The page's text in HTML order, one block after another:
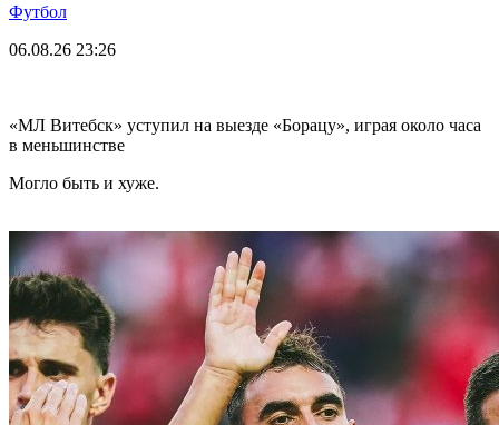
Футбол
06.08.26 23:26
«МЛ Витебск» уступил на выезде «Борацу», играя около часа
в меньшинстве
Могло быть и хуже.